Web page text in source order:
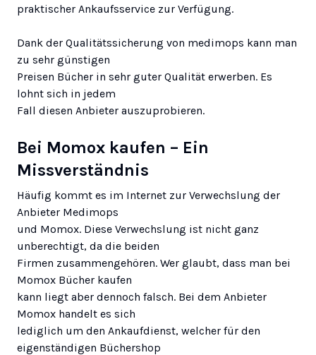
praktischer Ankaufsservice zur Verfügung.
Dank der Qualitätssicherung von medimops kann man
zu sehr günstigen
Preisen Bücher in sehr guter Qualität erwerben. Es
lohnt sich in jedem
Fall diesen Anbieter auszuprobieren.
Bei Momox kaufen – Ein
Missverständnis
Häufig kommt es im Internet zur Verwechslung der
Anbieter Medimops
und Momox. Diese Verwechslung ist nicht ganz
unberechtigt, da die beiden
Firmen zusammengehören. Wer glaubt, dass man bei
Momox Bücher kaufen
kann liegt aber dennoch falsch. Bei dem Anbieter
Momox handelt es sich
lediglich um den Ankaufdienst, welcher für den
eigenständigen Büchershop